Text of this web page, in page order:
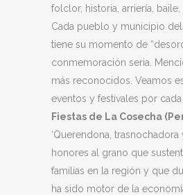
folclor, historia, arriería, baile,
Cada pueblo y municipio del
tiene su momento de
conmemoración seria.
más reconocidos. Veamos
eventos y festivales por cada
Fiestas de La Cosecha
‘Querendona, trasnochadora
honores al grano que
familias en la región y que
ha sido motor de la